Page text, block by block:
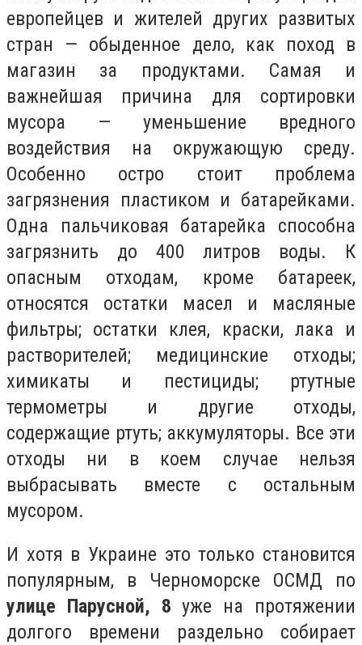
европейцев и жителей других развитых
стран — обыденное дело, как поход в
магазин за продуктами. Самая и
важнейшая причина для сортировки
мусора — уменьшение вредного
воздействия на окружающую среду.
Особенно остро стоит проблема
загрязнения пластиком и батарейками.
Одна пальчиковая батарейка способна
загрязнить до 400 литров воды. К
опасным отходам, кроме батареек,
относятся остатки масел и масляные
фильтры; остатки клея, краски, лака и
растворителей; медицинские отходы;
химикаты и пестициды; ртутные
термометры и другие отходы,
содержащие ртуть; аккумуляторы. Все эти
отходы ни в коем случае нельзя
выбрасывать вместе с остальным
мусором.
И хотя в Украине это только становится
популярным, в Черноморске ОСМД по
улице Парусной, 8 уже на протяжении
долгого времени раздельно собирает